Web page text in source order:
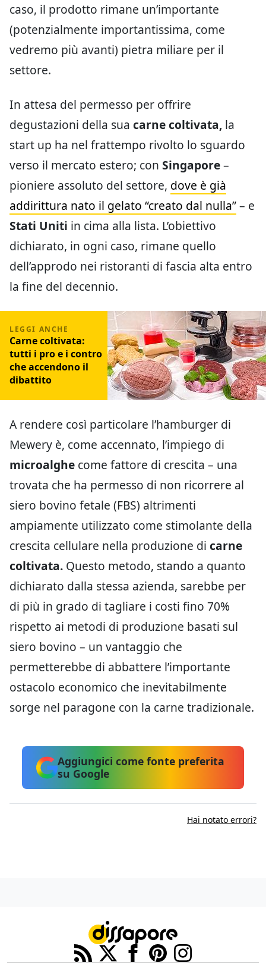
caso, il prodotto rimane un’importante
(potenzialmente importantissima, come
vedremo più avanti) pietra miliare per il
settore.
In attesa del permesso per offrire
degustazioni della sua carne coltivata, la
start up ha nel frattempo rivolto lo sguardo
verso il mercato estero; con Singapore–
pioniere assoluto del settore, dove è già
addirittura nato il gelato “creato dal nulla”– e
Stati Uniti in cima alla lista. L’obiettivo
dichiarato, in ogni caso, rimane quello
dell’approdo nei ristoranti di fascia alta entro
la fine del decennio.
Carne coltivata:
tutti i pro e i contro
che accendono il
dibattito
A rendere così particolare l’hamburger di
Mewery è, come accennato, l’impiego di
microalghe come fattore di crescita – una
trovata che ha permesso di non ricorrere al
siero bovino fetale (FBS) altrimenti
ampiamente utilizzato come stimolante della
crescita cellulare nella produzione di carne
coltivata. Questo metodo, stando a quanto
dichiarato dalla stessa azienda, sarebbe per
di più in grado di tagliare i costi fino 70%
rispetto ai metodi di produzione basati sul
siero bovino – un vantaggio che
permetterebbe di abbattere l’importante
ostacolo economico che inevitabilmente
sorge nel paragone con la carne tradizionale.
Aggiungici come fonte preferita
su Google
Hai notato errori?